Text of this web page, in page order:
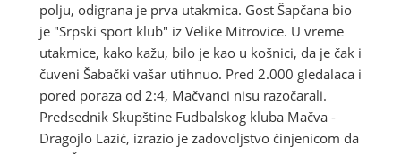
polju, odigrana je prva utakmica. Gost Šapčana bio
je "Srpski sport klub" iz Velike Mitrovice. U vreme
utakmice, kako kažu, bilo je kao u košnici, da je čak i
čuveni Šabački vašar utihnuo. Pred 2.000 gledalaca i
pored poraza od 2:4, Mačvanci nisu razočarali.
Predsednik Skupštine Fudbalskog kluba Mačva -
Dragojlo Lazić, izrazio je zadovoljstvo činjenicom da